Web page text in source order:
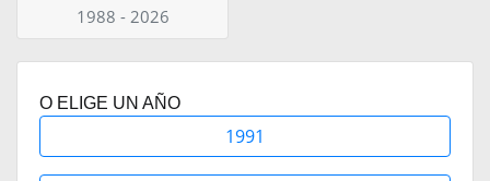
1988 - 2026
O ELIGE UN AÑO
1991